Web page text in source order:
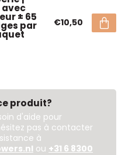
avec
± 65
par €10,50
produit?
d'aide pour
pas à contacter
à
ou +31 6 8300